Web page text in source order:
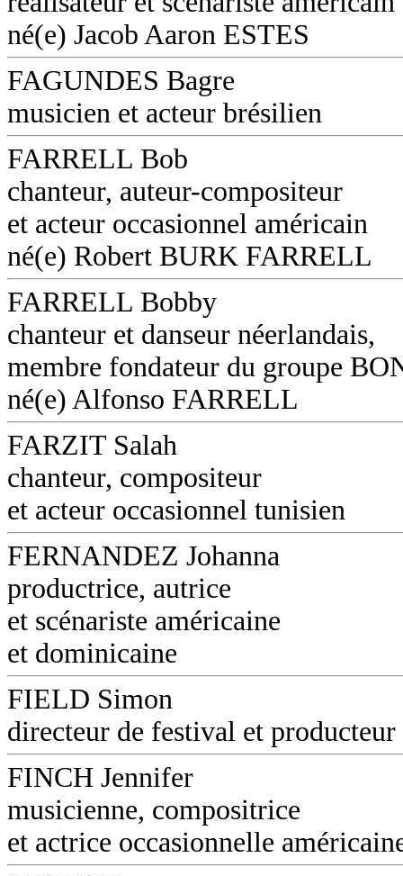
né(e) Jacob Aaron ESTES
FAGUNDES Bagre
musicien et acteur brésilien
FARRELL Bob
chanteur, auteur-compositeur
et acteur occasionnel américain
né(e) Robert BURK FARRELL
FARRELL Bobby
chanteur et danseur néerlandais,
membre fondateur du groupe
né(e) Alfonso FARRELL
FARZIT Salah
chanteur, compositeur
et acteur occasionnel tunisien
FERNANDEZ Johanna
productrice, autrice
et scénariste américaine
et dominicaine
FIELD Simon
directeur de festival et
FINCH Jennifer
musicienne, compositrice
et actrice occasionnelle